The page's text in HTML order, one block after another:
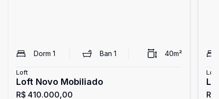
Dorm 1 Ban 1 40m²
Loft
Loft Novo Mobiliado
R$ 410.000,00
Loft